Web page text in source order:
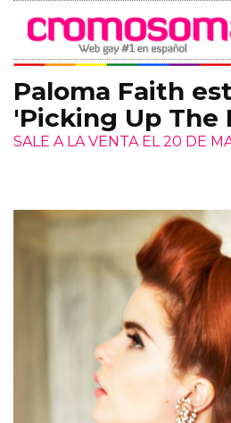
Paloma Faith
'Picking Up The
SALE A LA VENTA EL 20 DE